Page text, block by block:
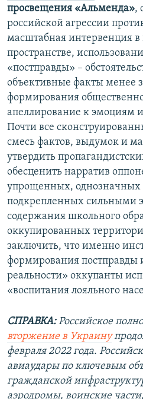
просвещения «Альменда»,
российской агрессии
масштабная интервенция
пространстве,
«постправды» –
объективные факты менее
формирования
апеллирование к эмоциям
Почти все
смесь фактов, выдумок и
утвердить
обесценить нарратив
упрощенных, однозначных
подкрепленных сильными
содержания школьного
оккупированных
заключить, что именно
формирования постправды
реальности» оккупанты
«воспитания лояльного
СПРАВКА:Российское
вторжение в Украину
февраля 2022 года.
авиаудары по ключевым
гражданской
аэродромы, воинские